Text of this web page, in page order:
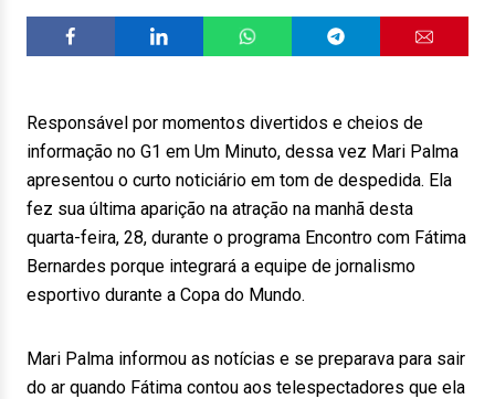
Responsável por momentos divertidos e cheios de
informação no G1 em Um Minuto, dessa vez Mari Palma
apresentou o curto noticiário em tom de despedida. Ela
fez sua última aparição na atração na manhã desta
quarta-feira, 28, durante o programa Encontro com Fátima
Bernardes porque integrará a equipe de jornalismo
esportivo durante a Copa do Mundo.
Mari Palma informou as notícias e se preparava para sair
do ar quando Fátima contou aos telespectadores que ela